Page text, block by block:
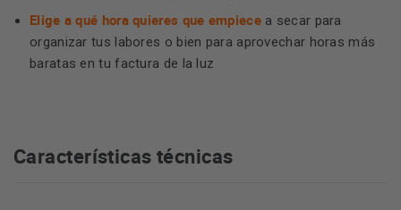
Elige a qué hora quieres que empiecea secar para
organizar tus labores o bien para aprovechar horas más
baratas en tu factura de la luz
Características técnicas